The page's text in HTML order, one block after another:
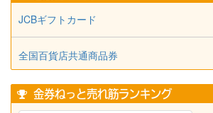
JCBギフトカード
全国百貨店共通商品券
金券ねっと売れ筋ランキング